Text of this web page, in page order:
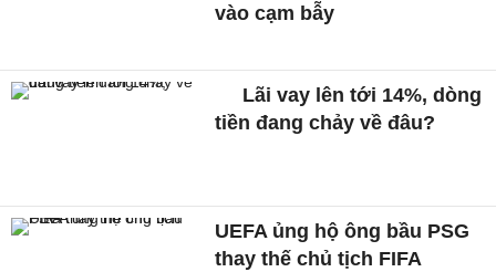
vào cạm bẫy
Lãi vay lên tới 14%, dòng
tiền đang chảy về đâu?
UEFA ủng hộ ông bầu PSG
thay thế chủ tịch FIFA